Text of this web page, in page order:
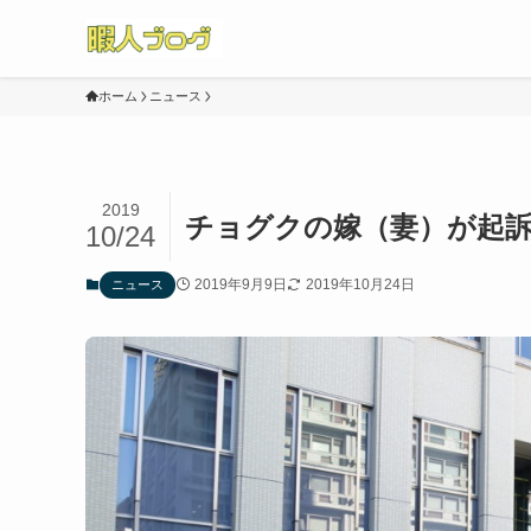
ホーム ニュース
チョグクの嫁（妻）が起
2019
10/24
ニュース 2019年9月9日 2019年10月24日